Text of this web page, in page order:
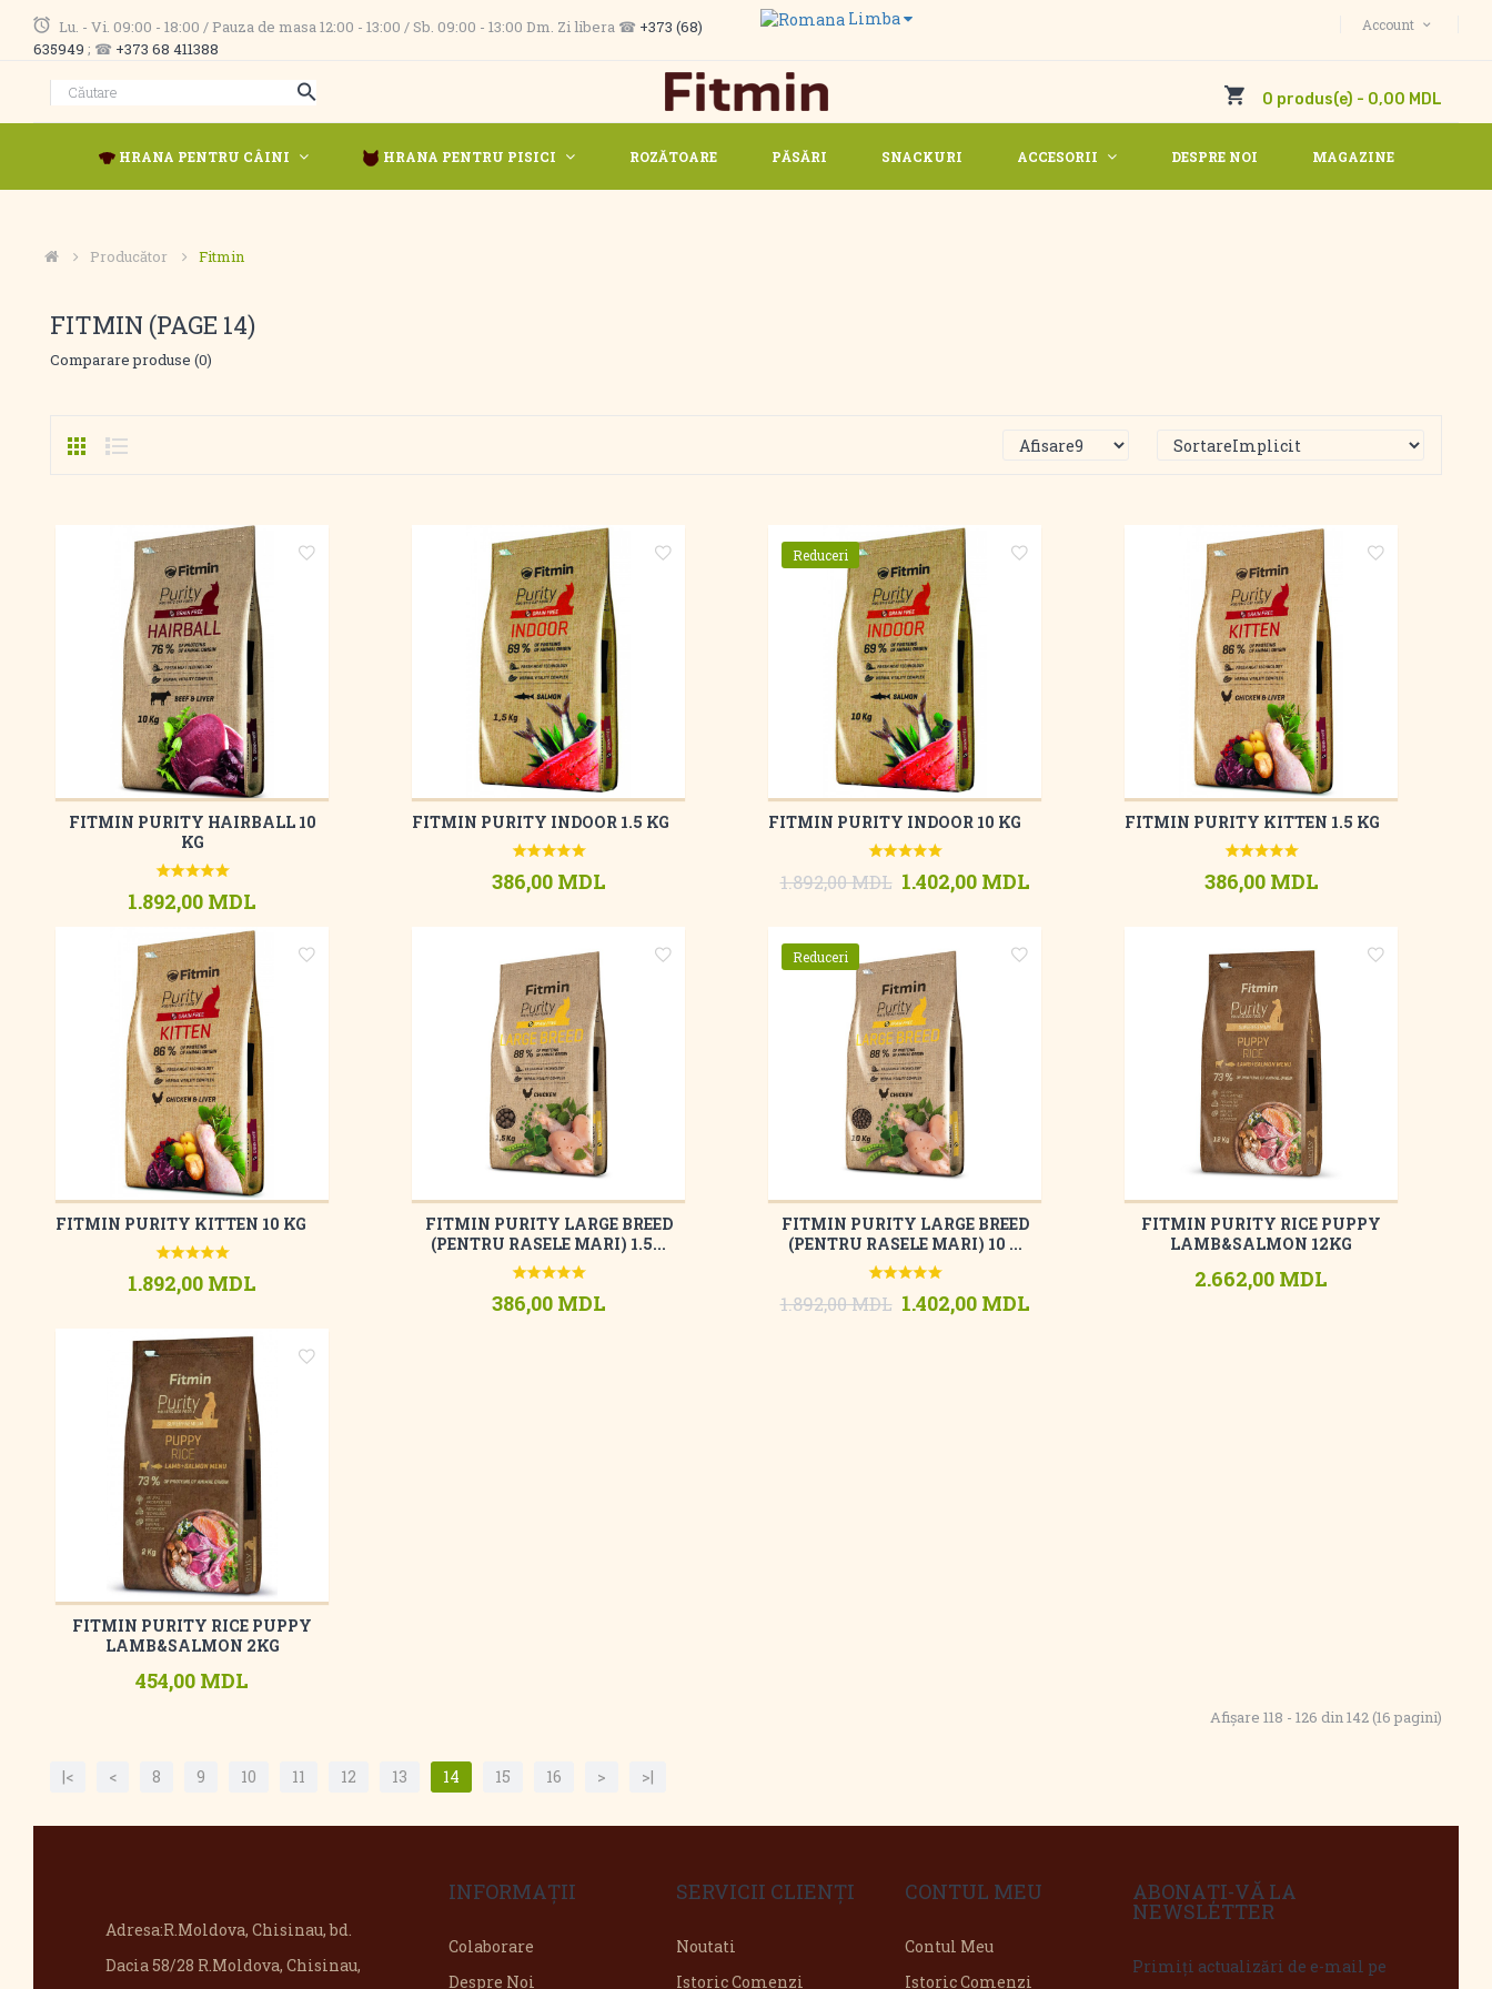
Lu. - Vi. 09:00 - 18:00 / Pauza de masa 12:00 - 13:00 / Sb. 09:00 - 13:00 Dm. Zi libera ☎ +373 (68)
635949 ; ☎ +373 68 411388
Account
Limba
0 produs(e) - 0,00 MDL
HRANA PENTRU CÂINI HRANA PENTRU PISICI ROZĂTOARE PĂSĂRI SNACKURI ACCESORII DESPRE NOI MAGAZINE
Producător Fitmin
FITMIN (PAGE 14)
Comparare produse (0)
FITMIN PURITY HAIRBALL 10
KG
1.892,00 MDL
FITMIN PURITY INDOOR 1.5 KG
386,00 MDL
Reduceri
FITMIN PURITY INDOOR 10 KG
1.892,00 MDL 1.402,00 MDL
FITMIN PURITY KITTEN 1.5 KG
386,00 MDL
FITMIN PURITY KITTEN 10 KG
1.892,00 MDL
FITMIN PURITY LARGE BREED
(PENTRU RASELE MARI) 1.5...
386,00 MDL
Reduceri
FITMIN PURITY LARGE BREED
(PENTRU RASELE MARI) 10 ...
1.892,00 MDL 1.402,00 MDL
FITMIN PURITY RICE PUPPY
LAMB&SALMON 12KG
2.662,00 MDL
FITMIN PURITY RICE PUPPY
LAMB&SALMON 2KG
454,00 MDL
|< < 8 9 10 11 12 13 14 15 16 > >|
Afişare 118 - 126 din 142 (16 pagini)
Adresa:R.Moldova, Chisinau, bd.
Dacia 58/28 R.Moldova, Chisinau,
INFORMAŢII
Colaborare
Despre Noi
SERVICII CLIENŢI
Noutati
Istoric Comenzi
CONTUL MEU
Contul Meu
Istoric Comenzi
ABONAȚI-VĂ LA
NEWSLETTER
Primiți actualizări de e-mail pe